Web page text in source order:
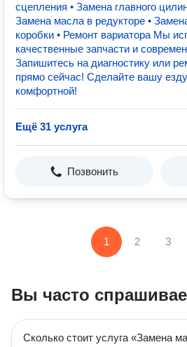
сцепления • Замена главного
Замена масла в редукторе •
коробки • Ремонт вариатора Мы
качественные запчасти и
Запишитесь на диагностику или
прямо сейчас! Сделайте вашу
комфортной!
Ещё 31 услуга
Позвонить
1 2 3
Вы часто
Сколько стоит услуга «Замена